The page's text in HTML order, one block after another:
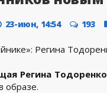
23-июн, 14:54 193
Регина Тодоренко
образе.